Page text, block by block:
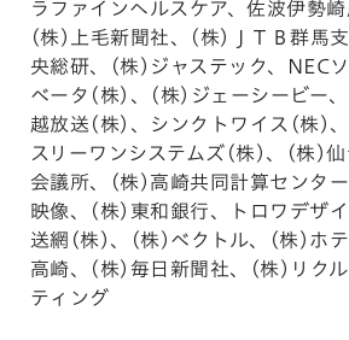
ラファインヘルスケア、佐波伊勢崎
(株)上毛新聞社、(株)ＪＴＢ群馬
央総研、(株)ジャステック、NEC
ベータ(株)、(株)ジェーシービー
越放送(株)、シンクトワイス(株)
スリーワンシステムズ(株)、(株)仙
会議所、(株)高崎共同計算センタ
映像、(株)東和銀行、トロワデザ
送網(株)、(株)ベクトル、(株)ホテ
高崎、(株)毎日新聞社、(株)リク
ティング